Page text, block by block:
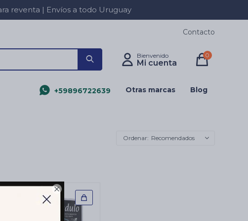

reventa | Envíos a todo Uruguay
+59896722639 Otras marcas Blog
0
Contacto
Recomendados